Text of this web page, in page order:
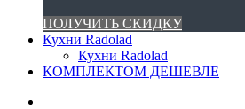
ПОЛУЧИТЬ СКИДКУ
Кухни Radolad
Кухни Radolad
КОМПЛЕКТОМ ДЕШЕВЛЕ